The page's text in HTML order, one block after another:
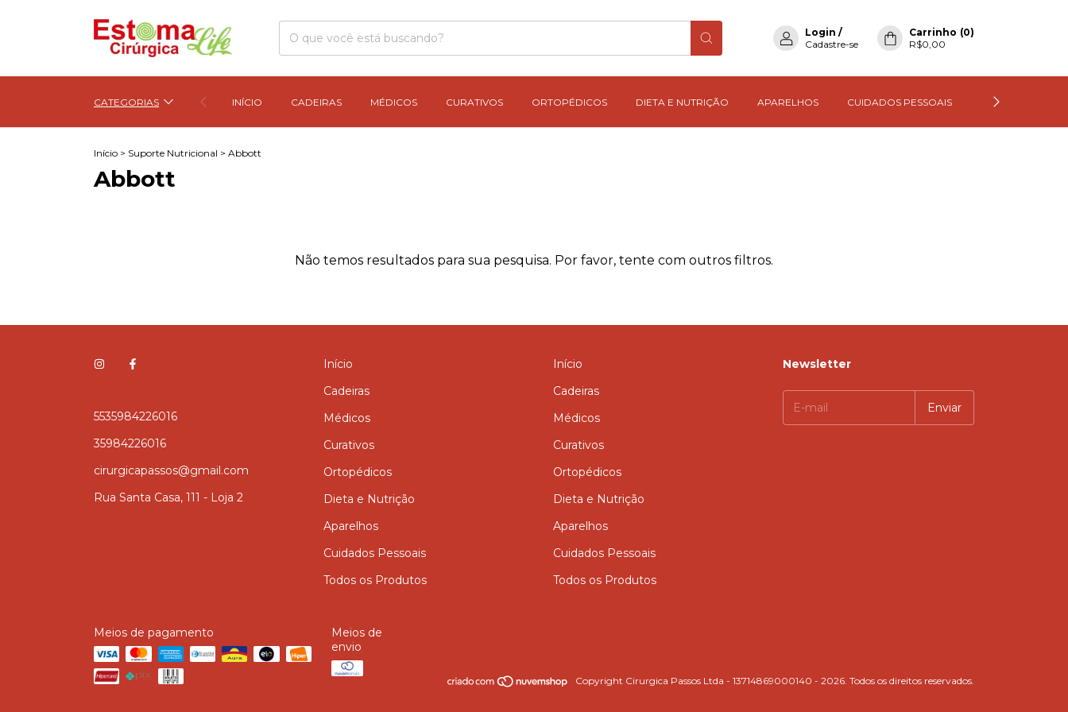
Login /
Cadastre-se
Carrinho (0)
R$0,00
CATEGORIAS INÍCIO CADEIRAS MÉDICOS CURATIVOS ORTOPÉDICOS DIETA E NUTRIÇÃO APARELHOS CUIDADOS PESSOAIS TODOS OS
Início > Suporte Nutricional > Abbott
Abbott
Não temos resultados para sua pesquisa. Por favor, tente com outros filtros.
5535984226016
35984226016
cirurgicapassos@gmail.com
Rua Santa Casa, 111 - Loja 2
Início
Cadeiras
Médicos
Curativos
Ortopédicos
Dieta e Nutrição
Aparelhos
Cuidados Pessoais
Todos os Produtos
Início
Cadeiras
Médicos
Curativos
Ortopédicos
Dieta e Nutrição
Aparelhos
Cuidados Pessoais
Todos os Produtos
Newsletter
Meios de pagamento
Meios de
envio
Copyright Cirurgica Passos Ltda - 13714869000140 - 2026. Todos os direitos reservados.